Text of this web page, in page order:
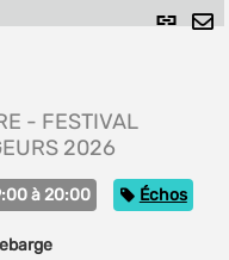
Lien
- FESTIVAL
2026
à 20:00 Catégorie
Échos